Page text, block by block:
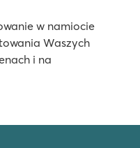
w namiocie
Waszych
i na